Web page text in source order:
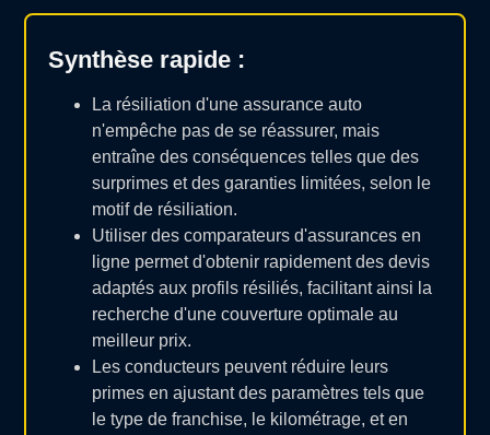
Synthèse rapide :
La résiliation d'une assurance auto
n'empêche pas de se réassurer, mais
entraîne des conséquences telles que des
surprimes et des garanties limitées, selon le
motif de résiliation.
Utiliser des comparateurs d'assurances en
ligne permet d'obtenir rapidement des devis
adaptés aux profils résiliés, facilitant ainsi la
recherche d'une couverture optimale au
meilleur prix.
Les conducteurs peuvent réduire leurs
primes en ajustant des paramètres tels que
le type de franchise, le kilométrage, et en